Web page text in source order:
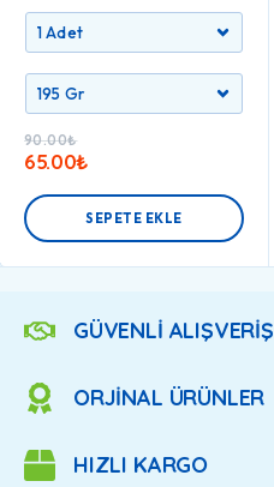
90.00₺
65.00₺
SEPETE EKLE
GÜVENLİ ALIŞVERİŞ
ORJİNAL ÜRÜNLER
HIZLI KARGO